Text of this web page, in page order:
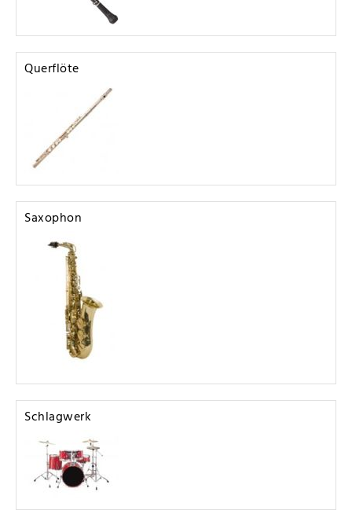
Querflöte
Saxophon
Schlagwerk